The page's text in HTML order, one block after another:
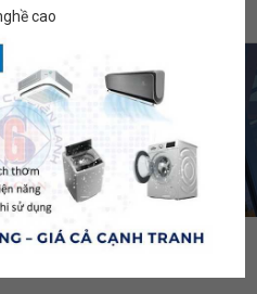
– CAN 4LITERS
NHỚT LẠNH
PHỤ KIỆN KHÁC
TỦ LẠNH GR-
cao